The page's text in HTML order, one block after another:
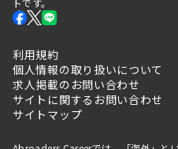
利用規約
個人情報の取り扱いについて
求人掲載のお問い合わせ
サイトに関するお問い合わせ
サイトマップ